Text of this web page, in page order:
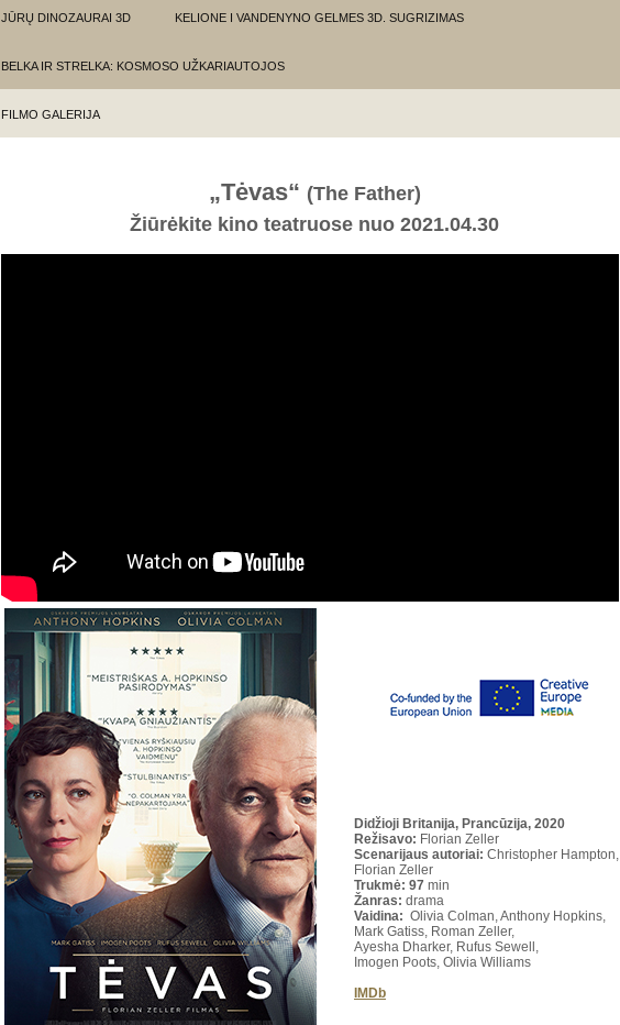
JŪRŲ DINOZAURAI 3D KELIONE I VANDENYNO GELMES 3D. SUGRIZIMAS
BELKA IR STRELKA: KOSMOSO UŽKARIAUTOJOS
FILMO GALERIJA
„Tėvas“ (The Father)
Žiūrėkite kino teatruose nuo 2021.04.30
Didžioji Britanija, Prancūzija, 2020
Režisavo: Florian Zeller
Scenarijaus autoriai: Christopher Hampton,
Florian Zeller
Trukmė: 97 min
Žanras: drama
Vaidina: Olivia Colman, Anthony Hopkins,
Mark Gatiss, Roman Zeller,
Ayesha Dharker, Rufus Sewell,
Imogen Poots, Olivia Williams
IMDb